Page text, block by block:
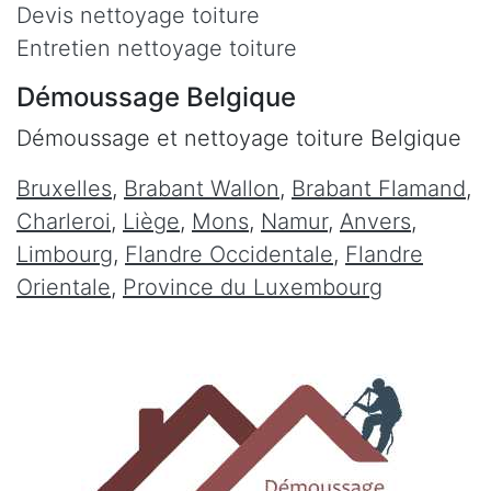
Devis nettoyage toiture
Entretien nettoyage toiture
Démoussage Belgique
Démoussage et nettoyage toiture Belgique
Bruxelles, Brabant Wallon, Brabant Flamand,
Charleroi, Liège, Mons, Namur, Anvers,
Limbourg, Flandre Occidentale, Flandre
Orientale, Province du Luxembourg